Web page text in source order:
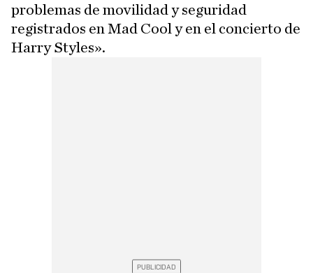
problemas de movilidad y seguridad
registrados en Mad Cool y en el concierto de
Harry Styles».